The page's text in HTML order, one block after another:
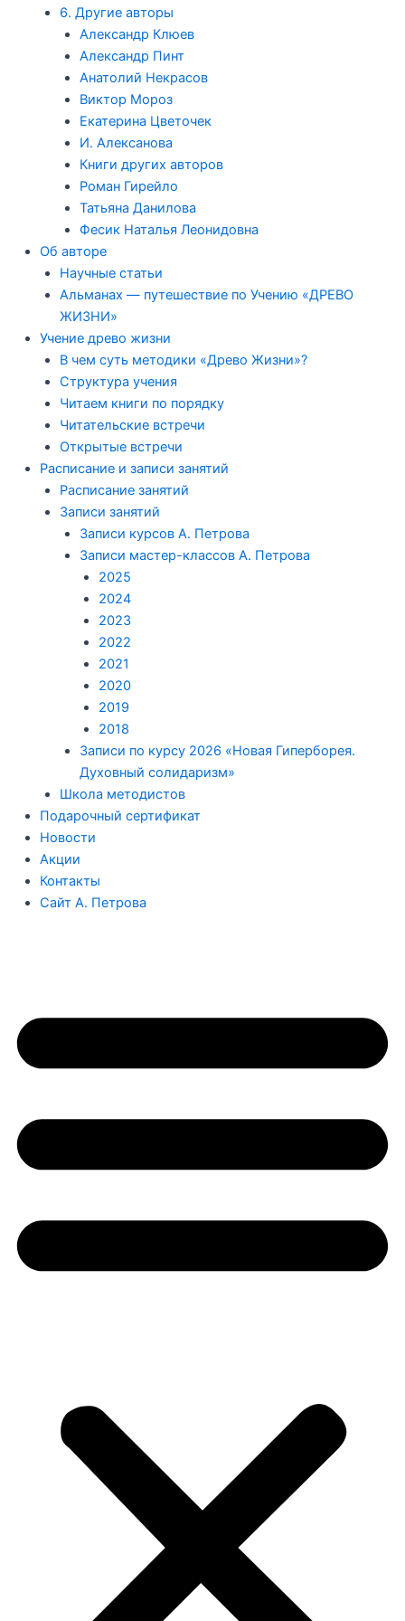
6. Другие авторы
Александр Клюев
Александр Пинт
Анатолий Некрасов
Виктор Мороз
Екатерина Цветочек
И. Алексанова
Книги других авторов
Роман Гирейло
Татьяна Данилова
Фесик Наталья Леонидовна
Об авторе
Научные статьи
Альманах — путешествие по Учению «ДРЕВО
ЖИЗНИ»
Учение древо жизни
В чем суть методики «Древо Жизни»?
Структура учения
Читаем книги по порядку
Читательские встречи
Открытые встречи
Расписание и записи занятий
Расписание занятий
Записи занятий
Записи курсов А. Петрова
Записи мастер-классов А. Петрова
2025
2024
2023
2022
2021
2020
2019
2018
Записи по курсу 2026 «Новая Гиперборея.
Духовный солидаризм»
Школа методистов
Подарочный сертификат
Новости
Акции
Контакты
Сайт А. Петрова